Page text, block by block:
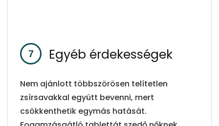
Egyéb érdekességek
Nem ajánlott többszörösen telítetlen
zsírsavakkal együtt bevenni, mert
csökkenthetik egymás hatását.